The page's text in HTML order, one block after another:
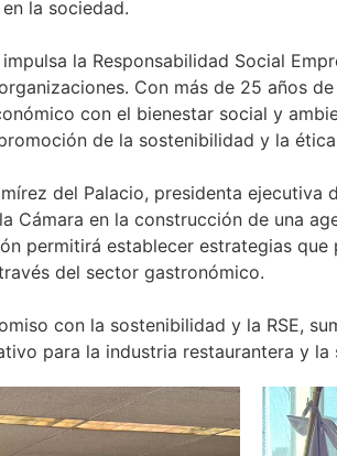
la sociedad.
la Responsabilidad Social
Con más de 25 años
con el bienestar social y
de la sostenibilidad y la
del Palacio, presidenta ejecutiva
en la construcción de una
permitirá establecer estrategias
del sector gastronómico.
con la sostenibilidad y la RSE,
para la industria restaurantera y la